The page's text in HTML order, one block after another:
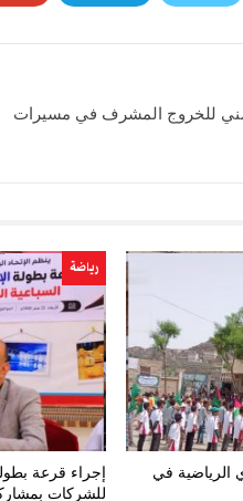
للخروج المشرف في مسيرات
الرياضية في
رياضة
إجراء قرعة
للشركات بمشاركة 22